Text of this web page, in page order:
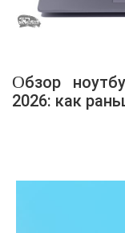
Обзор ноутбука HONOR MagicBook X16
2026: как